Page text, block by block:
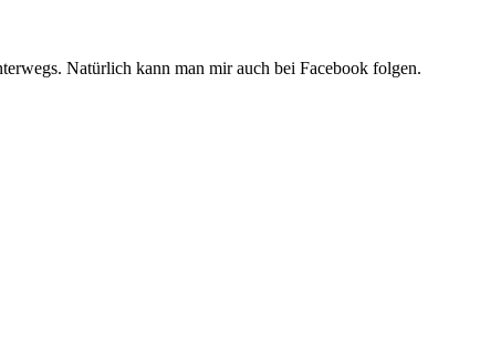
Natürlich kann man mir auch bei Facebook folgen.